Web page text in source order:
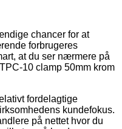
chancer for at
forbrugeres
at du ser nærmere på
10 clamp 50mm krom
fordelagtige
kundefokus.
på nettet hvor du